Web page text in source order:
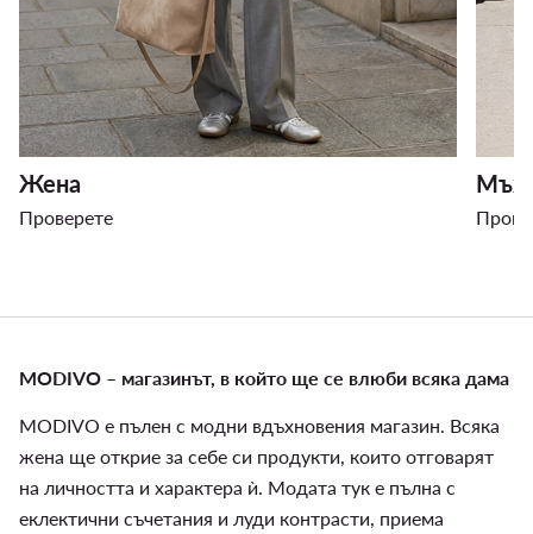
Жена
Проверете
Мъж
MODIVO – магазинът, в който ще се влюби всяка дама
MODIVO е пълен с модни вдъхновения магазин. Всяка
жена ще открие за себе си продукти, които отговарят
на личността и характера ѝ. Модата тук е пълна с
еклектични съчетания и луди контрасти, приема